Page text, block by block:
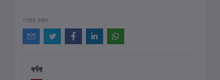
শেয়ার করুন
বর্ণনা